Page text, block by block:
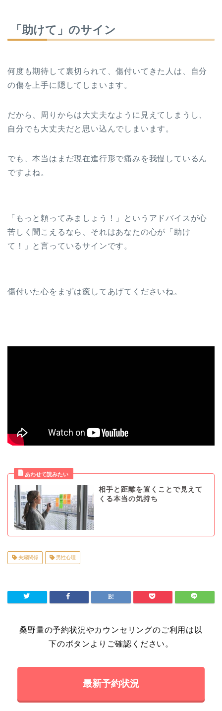
「助けて」のサイン
何度も期待して裏切られて、傷付いてきた人は、自分
の傷を上手に隠してしまいます。
だから、周りからは大丈夫なように見えてしまうし、
自分でも大丈夫だと思い込んでしまいます。
でも、本当はまだ現在進行形で痛みを我慢しているん
ですよね。
「もっと頼ってみましょう！」というアドバイスが心
苦しく聞こえるなら、それはあなたの心が「助け
て！」と言っているサインです。
傷付いた心をまずは癒してあげてくださいね。
相手と距離を置くことで見えて
くる本当の気持ち
夫婦関係 男性心理
桑野量の予約状況やカウンセリングのご利用は以
下のボタンよりご確認ください。
最新予約状況